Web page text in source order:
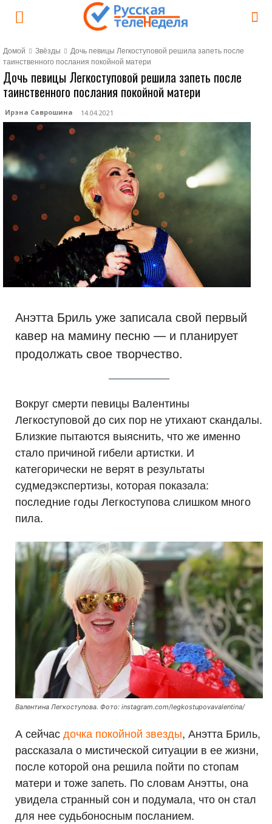
Домой Звёзды
Дочь певицы Легкоступовой решила запеть после
таинственного послания покойной матери
Дочь певицы Легкоступовой решила запеть после
таинственного послания покойной матери
Ирэна Саврошина 14.04.2021
Анэтта Бриль уже записала свой первый
кавер на мамину песню — и планирует
продолжать свое творчество.
Вокруг смерти певицы Валентины
Легкоступовой до сих пор не утихают скандалы.
Близкие пытаются выяснить, что же именно
стало причиной гибели артистки. И
категорически не верят в результаты
судмедэкспертизы, которая показала:
последние годы Легкоступова слишком много
пила.
Валентина Легкоступова. Фото: instagram.com/legkostupovavalentina/
А сейчасдочка покойной звезды, Анэтта Бриль,
рассказала о мистической ситуации в ее жизни,
после которой она решила пойти по стопам
матери и тоже запеть. По словам Анэтты, она
увидела странный сон и подумала, что он стал
для нее судьбоносным посланием.